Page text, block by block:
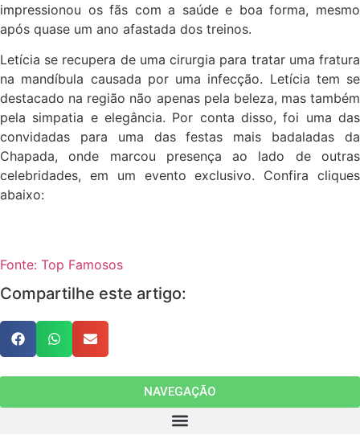
impressionou os fãs com a saúde e boa forma, mesmo
após quase um ano afastada dos treinos.
Letícia se recupera de uma cirurgia para tratar uma fratura
na mandíbula causada por uma infecção. Letícia tem se
destacado na região não apenas pela beleza, mas também
pela simpatia e elegância. Por conta disso, foi uma das
convidadas para uma das festas mais badaladas da
Chapada, onde marcou presença ao lado de outras
celebridades, em um evento exclusivo. Confira cliques
abaixo:
Fonte: Top Famosos
Compartilhe este artigo:
NAVEGAÇÃO